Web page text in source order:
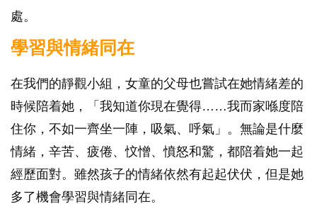
處。
學習與情緒同在
在我們的靜觀小組，女童的父母也嘗試在她情緒差的
時候陪着她，「我知道你現在覺得……我而家喺度陪
住你，不如一齊坐一陣，吸氣、呼氣」。無論是什麼
情緒，辛苦、疲倦、忟憎、憤怒和驚，都陪着她一起
經歷面對。雖然孩子的情緒依然有起起伏伏，但是她
多了機會學習與情緒同在。